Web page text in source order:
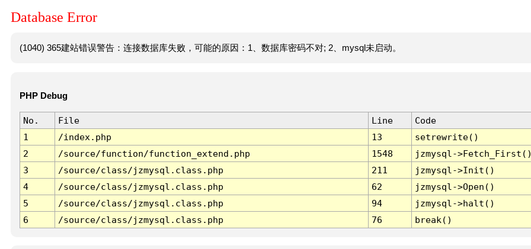
Database Error
(1040) 365建站错误警告：连接数据库失败，可能的原因：1、数据库密码不对; 2、mysql未启动。
PHP Debug
No. File Line
Code
1
/index.php 13
setrewrite()
2
/source/function/function_extend.php 1548
jzmysql-
3
/source/class/jzmysql.class.php 211
jzmysql->Init()
4
/source/class/jzmysql.class.php 62
jzmysql->Open()
5
/source/class/jzmysql.class.php 94
jzmysql->halt()
6
/source/class/jzmysql.class.php 76 break()